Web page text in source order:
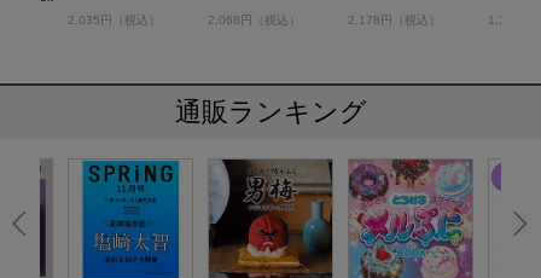
2,035円（税込） 2,068円（税込） 2,178円（税込） 1,309円
通販ランキング